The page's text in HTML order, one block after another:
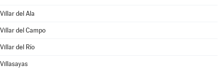
Villar del Ala
Villar del Campo
Villar del Río
Villasayas